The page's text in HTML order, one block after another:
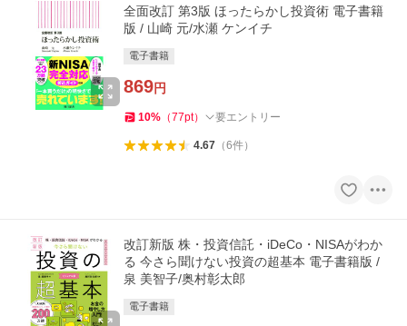
全面改訂 第3版 ほったらかし投資術 電子書籍
版 / 山崎 元/水瀬 ケンイチ
電子書籍
869円
10% （77pt） 要エントリー
4.67（6件）
改訂新版 株・投資信託・iDeCo・NISAがわか
る 今さら聞けない投資の超基本 電子書籍版 /
泉 美智子/奥村彰太郎
電子書籍